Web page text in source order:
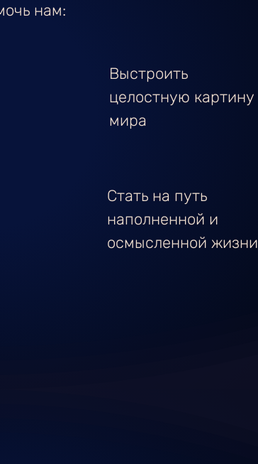
нам:
Выстроить
целостную картину
мира
Стать на путь
наполненной и
осмысленной жизни